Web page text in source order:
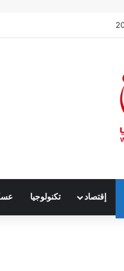
إقتصاد تكنولوجيا